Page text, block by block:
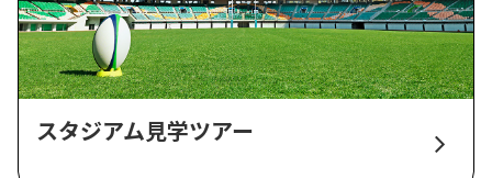
スタジアム見学ツアー